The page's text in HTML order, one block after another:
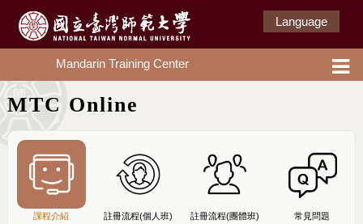
Language
Mandarin Training Center
MTC Online
課程介紹 註冊流程(個人班) 註冊流程(團體班) 常見問題